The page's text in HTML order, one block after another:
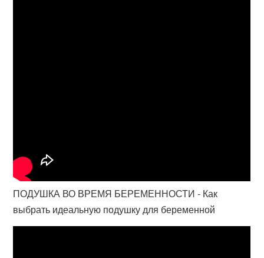
ПОДУШКА ВО ВРЕМЯ БЕРЕМЕННОСТИ - Как
выбрать идеальную подушку для беременной